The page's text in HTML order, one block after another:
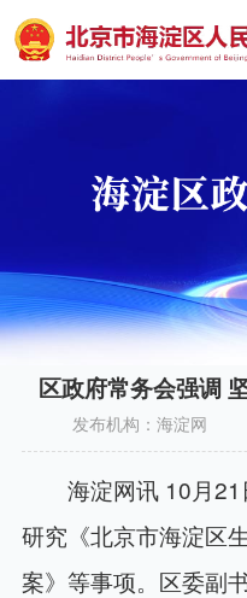
区政府常务会强调
发布机构：海淀网
海淀网讯 10月21
研究《北京市海淀区
案》等事项。区委副